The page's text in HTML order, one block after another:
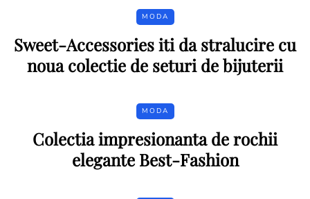
MODA
Sweet-Accessories iti da stralucire cu
noua colectie de seturi de bijuterii
MODA
Colectia impresionanta de rochii
elegante Best-Fashion